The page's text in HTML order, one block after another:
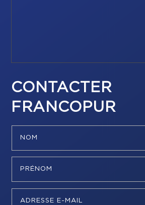
CONTACTER
FRANCOPUR